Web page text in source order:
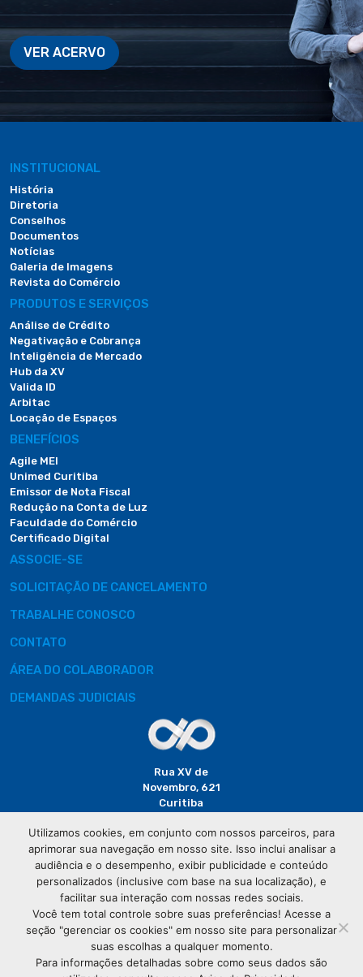
VER ACERVO
INSTITUCIONAL
História
Diretoria
Conselhos
Documentos
Notícias
Galeria de Imagens
Revista do Comércio
PRODUTOS E SERVIÇOS
Análise de Crédito
Negativação e Cobrança
Inteligência de Mercado
Hub da XV
Valida ID
Arbitac
Locação de Espaços
BENEFÍCIOS
Agile MEI
Unimed Curitiba
Emissor de Nota Fiscal
Redução na Conta de Luz
Faculdade do Comércio
Certificado Digital
ASSOCIE-SE
SOLICITAÇÃO DE CANCELAMENTO
TRABALHE CONOSCO
CONTATO
ÁREA DO COLABORADOR
DEMANDAS JUDICIAIS
Rua XV de
Novembro, 621
Curitiba
(41) 3320-
2929
Utilizamos cookies, em conjunto com nossos parceiros, para
aprimorar sua navegação em nosso site. Isso inclui analisar a
audiência e o desempenho, exibir publicidade e conteúdo
personalizados (inclusive com base na sua localização), e
facilitar sua interação com nossas redes sociais.
Você tem total controle sobre suas preferências! Acesse a
seção "gerenciar os cookies" em nosso site para personalizar
suas escolhas a qualquer momento.
Para informações detalhadas sobre como seus dados são